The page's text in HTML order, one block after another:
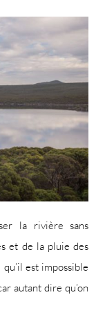
la rivière sans
et de la pluie des
est impossible
autant dire qu’on